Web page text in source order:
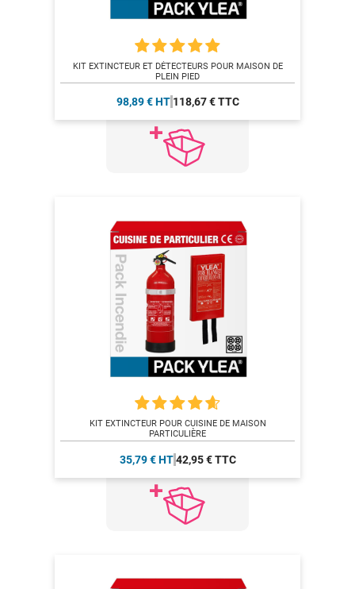
KIT EXTINCTEUR ET DÉTECTEURS POUR MAISON DE
PLEIN PIED
98,89 € HT 118,67 € TTC
KIT EXTINCTEUR POUR CUISINE DE MAISON
PARTICULIÈRE
35,79 € HT 42,95 € TTC